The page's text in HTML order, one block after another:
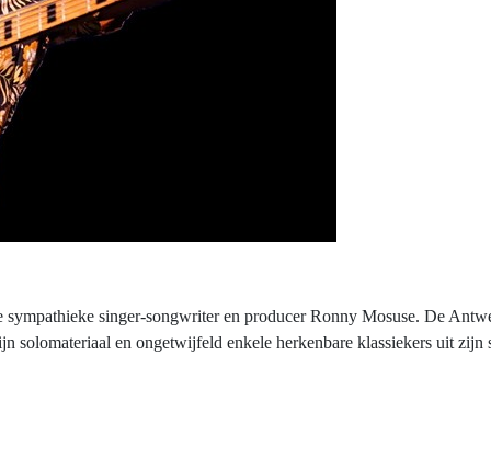
singer-songwriter en producer Ronny Mosuse. De
solomateriaal en ongetwijfeld enkele herkenbare klassiekers uit